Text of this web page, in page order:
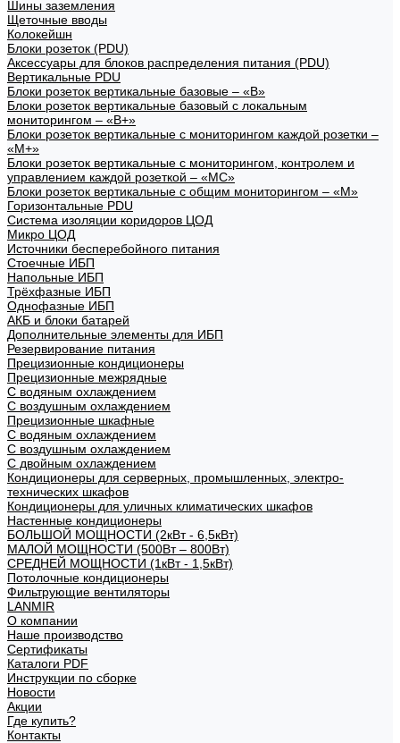
Шины заземления
Щеточные вводы
Колокейшн
Блоки розеток (PDU)
Аксессуары для блоков распределения питания (PDU)
Вертикальные PDU
Блоки розеток вертикальные базовые – «В»
Блоки розеток вертикальные базовый с локальным
мониторингом – «В+»
Блоки розеток вертикальные с мониторингом каждой розетки –
«М+»
Блоки розеток вертикальные с мониторингом, контролем и
управлением каждой розеткой – «МС»
Блоки розеток вертикальные с общим мониторингом – «М»
Горизонтальные PDU
Система изоляции коридоров ЦОД
Микро ЦОД
Источники бесперебойного питания
Стоечные ИБП
Напольные ИБП
Трёхфазные ИБП
Однофазные ИБП
АКБ и блоки батарей
Дополнительные элементы для ИБП
Резервирование питания
Прецизионные кондиционеры
Прецизионные межрядные
С водяным охлаждением
С воздушным охлаждением
Прецизионные шкафные
С водяным охлаждением
С воздушным охлаждением
С двойным охлаждением
Кондиционеры для серверных, промышленных, электро-
технических шкафов
Кондиционеры для уличных климатических шкафов
Настенные кондиционеры
БОЛЬШОЙ МОЩНОСТИ (2кВт - 6,5кВт)
МАЛОЙ МОЩНОСТИ (500Вт – 800Вт)
СРЕДНЕЙ МОЩНОСТИ (1кВт - 1,5кВт)
Потолочные кондиционеры
Фильтрующие вентиляторы
LANMIR
О компании
Наше производство
Сертификаты
Каталоги PDF
Инструкции по сборке
Новости
Акции
Где купить?
Контакты